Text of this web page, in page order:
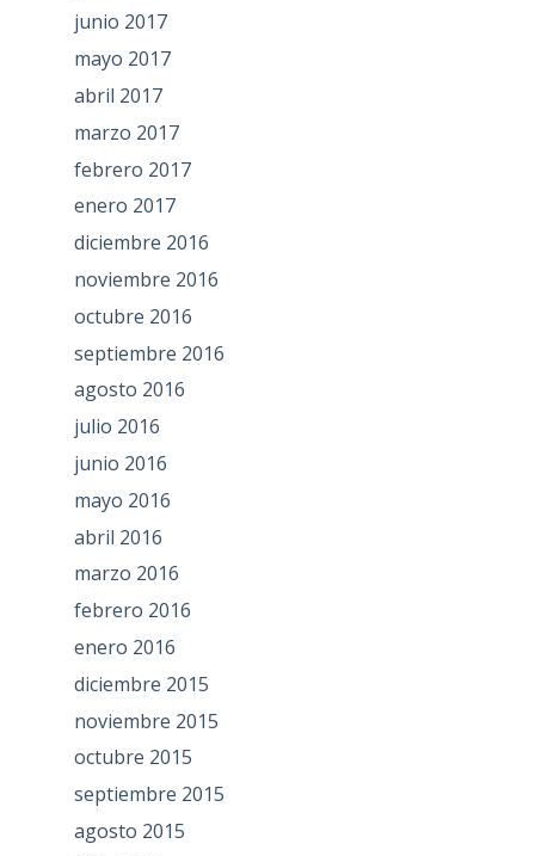
junio 2017
mayo 2017
abril 2017
marzo 2017
febrero 2017
enero 2017
diciembre 2016
noviembre 2016
octubre 2016
septiembre 2016
agosto 2016
julio 2016
junio 2016
mayo 2016
abril 2016
marzo 2016
febrero 2016
enero 2016
diciembre 2015
noviembre 2015
octubre 2015
septiembre 2015
agosto 2015